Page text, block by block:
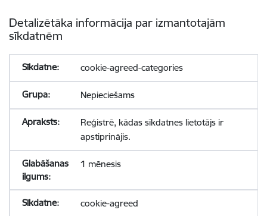
Detalizētāka informācija par izmantotajām
sīkdatnēm
cookie-agreed-categories
Nepieciešams
Reģistrē, kādas sīkdatnes lietotājs ir
apstiprinājis.
1 mēnesis
cookie-agreed